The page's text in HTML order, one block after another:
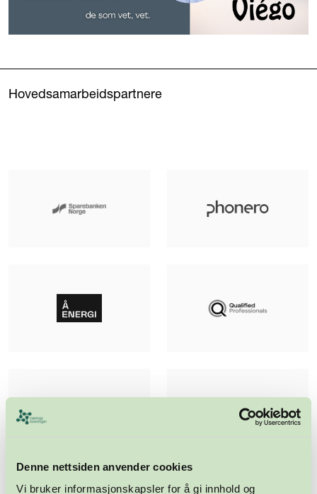
Denne nettsiden anvender cookies
Vi bruker informasjonskapsler for å gi innhold og
Hovedsamarbeidspartnere